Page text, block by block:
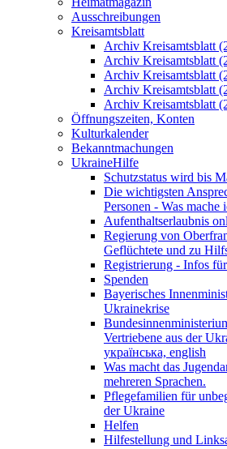
Ausschreibungen
Kreisamtsblatt
Archiv Kreisamtsblatt
Archiv Kreisamtsblatt
Archiv Kreisamtsblatt
Archiv Kreisamtsblatt
Archiv Kreisamtsblatt
Öffnungszeiten, Konten
Kulturkalender
Bekanntmachungen
UkraineHilfe
Schutzstatus wird bis
Die wichtigsten
Personen - Was mache
Aufenthaltserlaubnis
Regierung von
Geflüchtete und zu
Registrierung - Infos
Spenden
Bayerisches
Ukrainekrise
Vertriebene aus der
українська, english
Was macht das
mehreren Sprachen.
Pflegefamilien für
der Ukraine
Helfen
Hilfestellung und